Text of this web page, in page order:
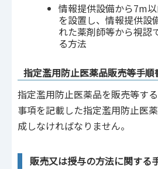
情報提供設備から7m
を設置し、情報提供設
れた薬剤師等から視認
る方法
指定濫用防止医薬品販売等手順
指定濫用防止医薬品を販売等す
事項を記載した指定濫用防止医
成しなければなりません。
販売又は授与の方法に関する